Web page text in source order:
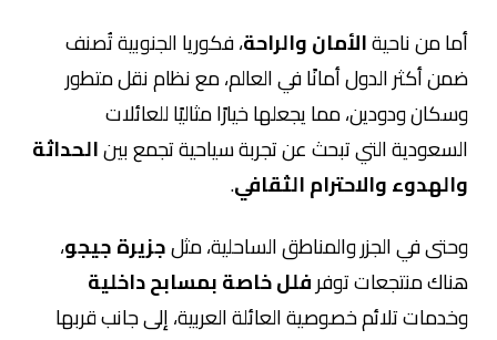
أما من ناحيةالأمان والراحة، فكوريا الجنوبية تُصنف
ضمن أكثر الدول أمانًا في العالم، مع نظام نقل متطور
وسكان ودودين، مما يجعلها خيارًا مثاليًا للعائلات
السعودية التي تبحث عن تجربة سياحية تجمع بينالحداثة
والهدوء والاحترام الثقافي.
وحتى في الجزر والمناطق الساحلية، مثلجزيرة جيجو،
هناك منتجعات توفرفلل خاصة بمسابح داخلية
وخدمات تلائم خصوصية العائلة العربية، إلى جانب قربها